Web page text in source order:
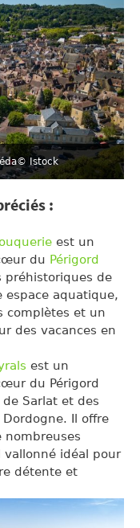
© Istock
:
est un
du Périgord
préhistoriques de
espace aquatique,
complètes et un
des vacances en
est un
du Périgord
Sarlat et des
Il offre
nombreuses
idéal pour
détente et